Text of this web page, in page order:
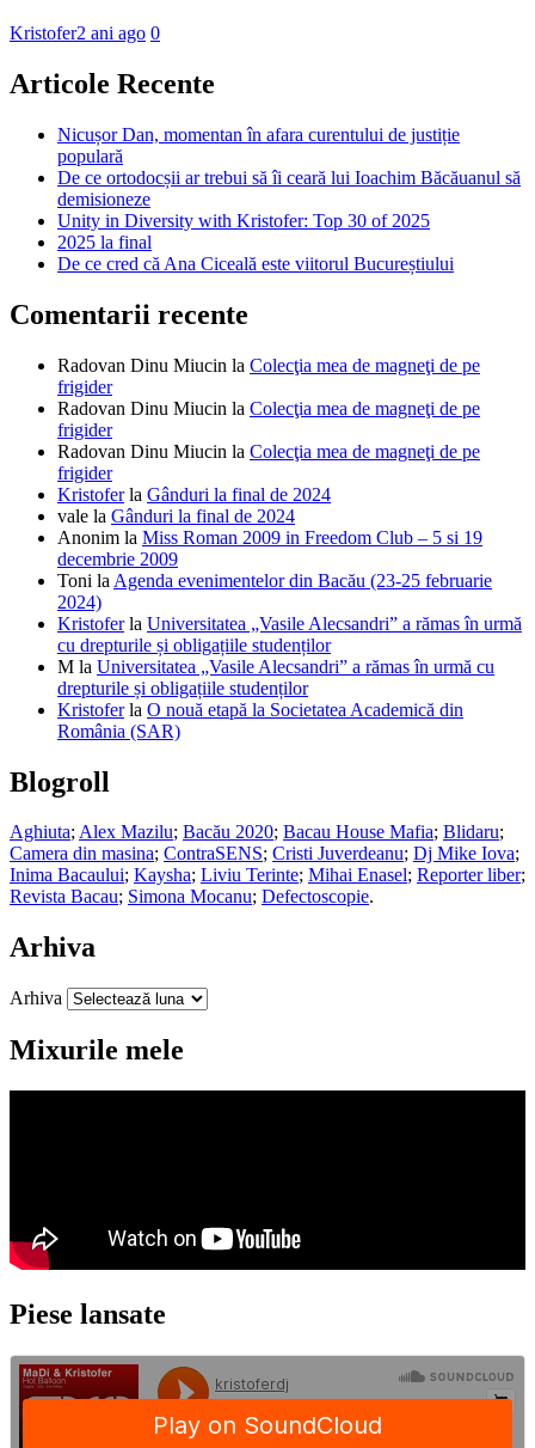
Kristofer2 ani ago 0
Articole Recente
Nicușor Dan, momentan în afara curentului de justiție
populară
De ce ortodocșii ar trebui să îi ceară lui Ioachim Băcăuanul să
demisioneze
Unity in Diversity with Kristofer: Top 30 of 2025
2025 la final
De ce cred că Ana Ciceală este viitorul Bucureștiului
Comentarii recente
Radovan Dinu Miucin la Colecţia mea de magneţi de pe
frigider
Radovan Dinu Miucin la Colecţia mea de magneţi de pe
frigider
Radovan Dinu Miucin la Colecţia mea de magneţi de pe
frigider
Kristoferla Gânduri la final de 2024
vale la Gânduri la final de 2024
Anonim la Miss Roman 2009 in Freedom Club – 5 si 19
decembrie 2009
Toni la Agenda evenimentelor din Bacău (23-25 februarie
2024)
Kristoferla Universitatea „Vasile Alecsandri” a rămas în urmă
cu drepturile și obligațiile studenților
M la Universitatea „Vasile Alecsandri” a rămas în urmă cu
drepturile și obligațiile studenților
Kristoferla O nouă etapă la Societatea Academică din
România (SAR)
Blogroll
Aghiuta;Alex Mazilu; Bacău 2020; Bacau House Mafia; Blidaru;
Camera din masina; ContraSENS; Cristi Juverdeanu; Dj Mike Iova;
Inima Bacaului; Kaysha; Liviu Terinte; Mihai Enasel; Reporter liber;
Revista Bacau; Simona Mocanu; Defectoscopie.
Arhiva
Arhiva
Mixurile mele
Piese lansate